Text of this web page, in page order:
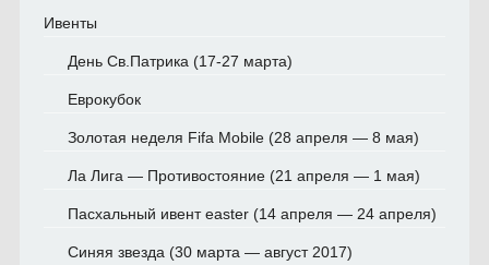
Ивенты
День Св.Патрика (17-27 марта)
Еврокубок
Золотая неделя Fifa Mobile (28 апреля — 8 мая)
Ла Лига — Противостояние (21 апреля — 1 мая)
Пасхальный ивент easter (14 апреля — 24 апреля)
Синяя звезда (30 марта — август 2017)